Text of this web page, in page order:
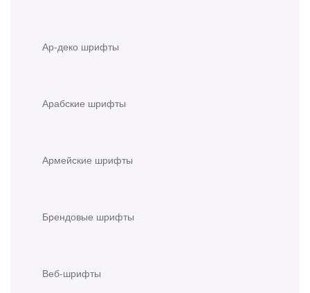
Ар-деко шрифты
Арабские шрифты
Армейские шрифты
Брендовые шрифты
Веб-шрифты